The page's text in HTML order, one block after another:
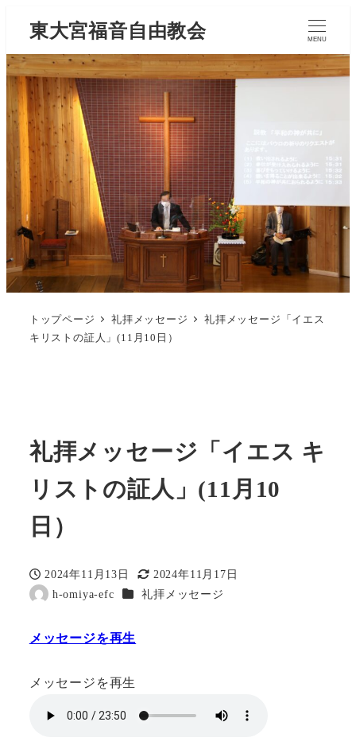
東大宮福音自由教会 MENU
トップページ 礼拝メッセージ
礼拝メッセージ「イエス
キリストの証人」(11月10日）
礼拝メッセージ「イエス キ
リストの証人」(11月10
日）
投稿日
2024年11月13日
更新日
2024年11月17日
著
h-omiya-efc カテゴリー
礼拝メッセージ
メッセージを再生
メッセージを再生